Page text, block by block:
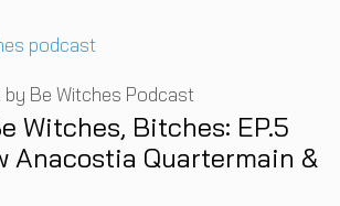
Witches, Bitches: EP.5
Anacostia Quartermain &
by Be Witches Podcast